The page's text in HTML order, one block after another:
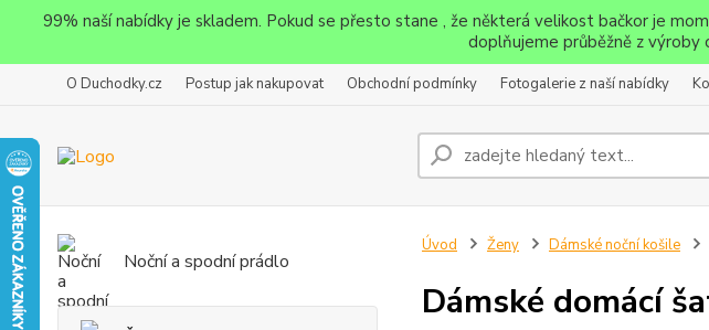
99% naší nabídky je skladem. Pokud se přesto stane , že některá velikost bačkor je
doplňujeme průběžně z výroby
O Duchodky.cz Postup jak nakupovat Obchodní podmínky Fotogalerie z naší nabídky
Noční a spodní prádlo
Úvod Ženy Dámské noční košile
Dámské domácí